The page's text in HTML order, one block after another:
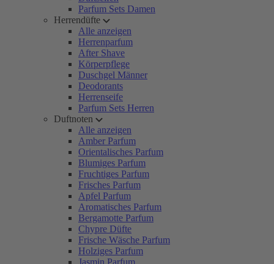
Parfum Sets Damen
Herrendüfte
Alle anzeigen
Herrenparfum
After Shave
Körperpflege
Duschgel Männer
Deodorants
Herrenseife
Parfum Sets Herren
Duftnoten
Alle anzeigen
Amber Parfum
Orientalisches Parfum
Blumiges Parfum
Fruchtiges Parfum
Frisches Parfum
Apfel Parfum
Aromatisches Parfum
Bergamotte Parfum
Chypre Düfte
Frische Wäsche Parfum
Holziges Parfum
Jasmin Parfum